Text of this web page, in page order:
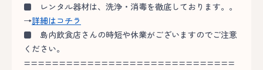
■ レンタル器材は、洗浄・消毒を徹底しております。。
→詳細はコチラ
■ 島内飲食店さんの時短や休業がございますのでご注意
ください。
==============================